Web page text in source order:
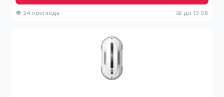
👁 24 прегледа 📅 до 13.08